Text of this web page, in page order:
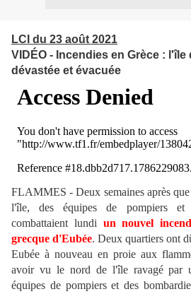
LCI du 23 août 2021
VIDÉO - Incendies en Grèce :
dévastée et évacuée
FLAMMES - Deux semaines après
l'île, des équipes de pompiers et
combattaient lundi un nouvel
grecque d'Eubée. Deux quartiers ont
Eubée à nouveau en proie aux
avoir vu le nord de l'île ravagé par
équipes de pompiers et des